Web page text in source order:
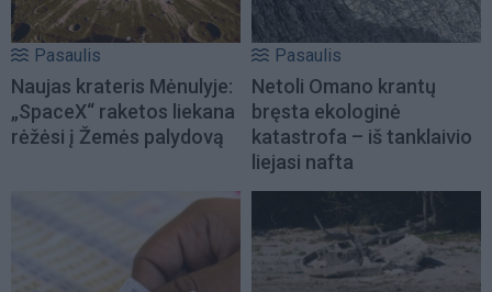
Pasaulis
Naujas krateris Mėnulyje:
„SpaceX“ raketos liekana
rėžėsi į Žemės palydovą
Pasaulis
Netoli Omano krantų
bręsta ekologinė
katastrofa – iš tanklaivio
liejasi nafta